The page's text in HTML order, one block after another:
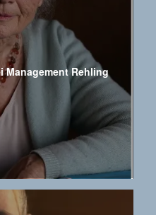
Management Rehling